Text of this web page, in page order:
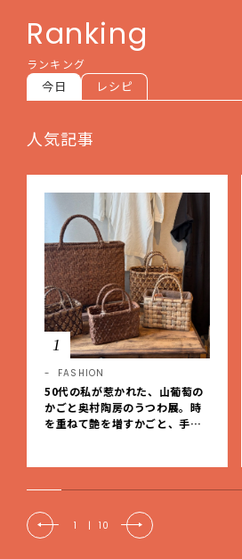
Ranking
ランキング
今日 レシピ
人気記事
1
FASHION
50代の私が惹かれた、山葡萄の
かごと奥村陶房のうつわ展。時
を重ねて艶を増すかごと、手仕
1 | 10